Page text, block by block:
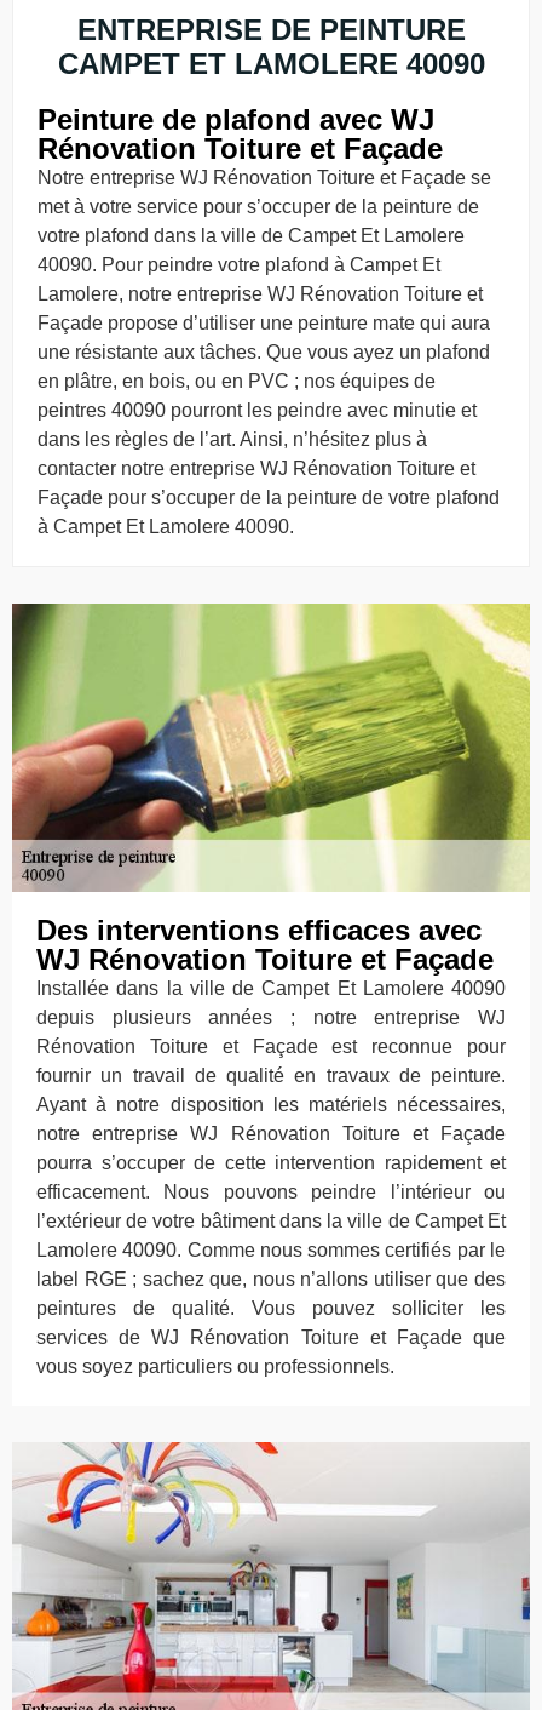
ENTREPRISE DE PEINTURE
CAMPET ET LAMOLERE 40090
Peinture de plafond avec WJ
Rénovation Toiture et Façade
Notre entreprise WJ Rénovation Toiture et Façade se
met à votre service pour s’occuper de la peinture de
votre plafond dans la ville de Campet Et Lamolere
40090. Pour peindre votre plafond à Campet Et
Lamolere, notre entreprise WJ Rénovation Toiture et
Façade propose d’utiliser une peinture mate qui aura
une résistante aux tâches. Que vous ayez un plafond
en plâtre, en bois, ou en PVC ; nos équipes de
peintres 40090 pourront les peindre avec minutie et
dans les règles de l’art. Ainsi, n’hésitez plus à
contacter notre entreprise WJ Rénovation Toiture et
Façade pour s’occuper de la peinture de votre plafond
à Campet Et Lamolere 40090.
Des interventions efficaces avec
WJ Rénovation Toiture et Façade
Installée dans la ville de Campet Et Lamolere 40090
depuis plusieurs années ; notre entreprise WJ
Rénovation Toiture et Façade est reconnue pour
fournir un travail de qualité en travaux de peinture.
Ayant à notre disposition les matériels nécessaires,
notre entreprise WJ Rénovation Toiture et Façade
pourra s’occuper de cette intervention rapidement et
efficacement. Nous pouvons peindre l’intérieur ou
l’extérieur de votre bâtiment dans la ville de Campet Et
Lamolere 40090. Comme nous sommes certifiés par le
label RGE ; sachez que, nous n’allons utiliser que des
peintures de qualité. Vous pouvez solliciter les
services de WJ Rénovation Toiture et Façade que
vous soyez particuliers ou professionnels.